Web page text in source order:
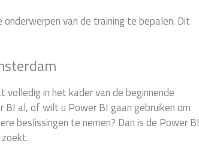
van de training te bepalen. Dit
in het kader van de beginnende
BI al, of wilt u Power BI gaan gebruiken om
beslissingen te nemen? Dan is de Power BI